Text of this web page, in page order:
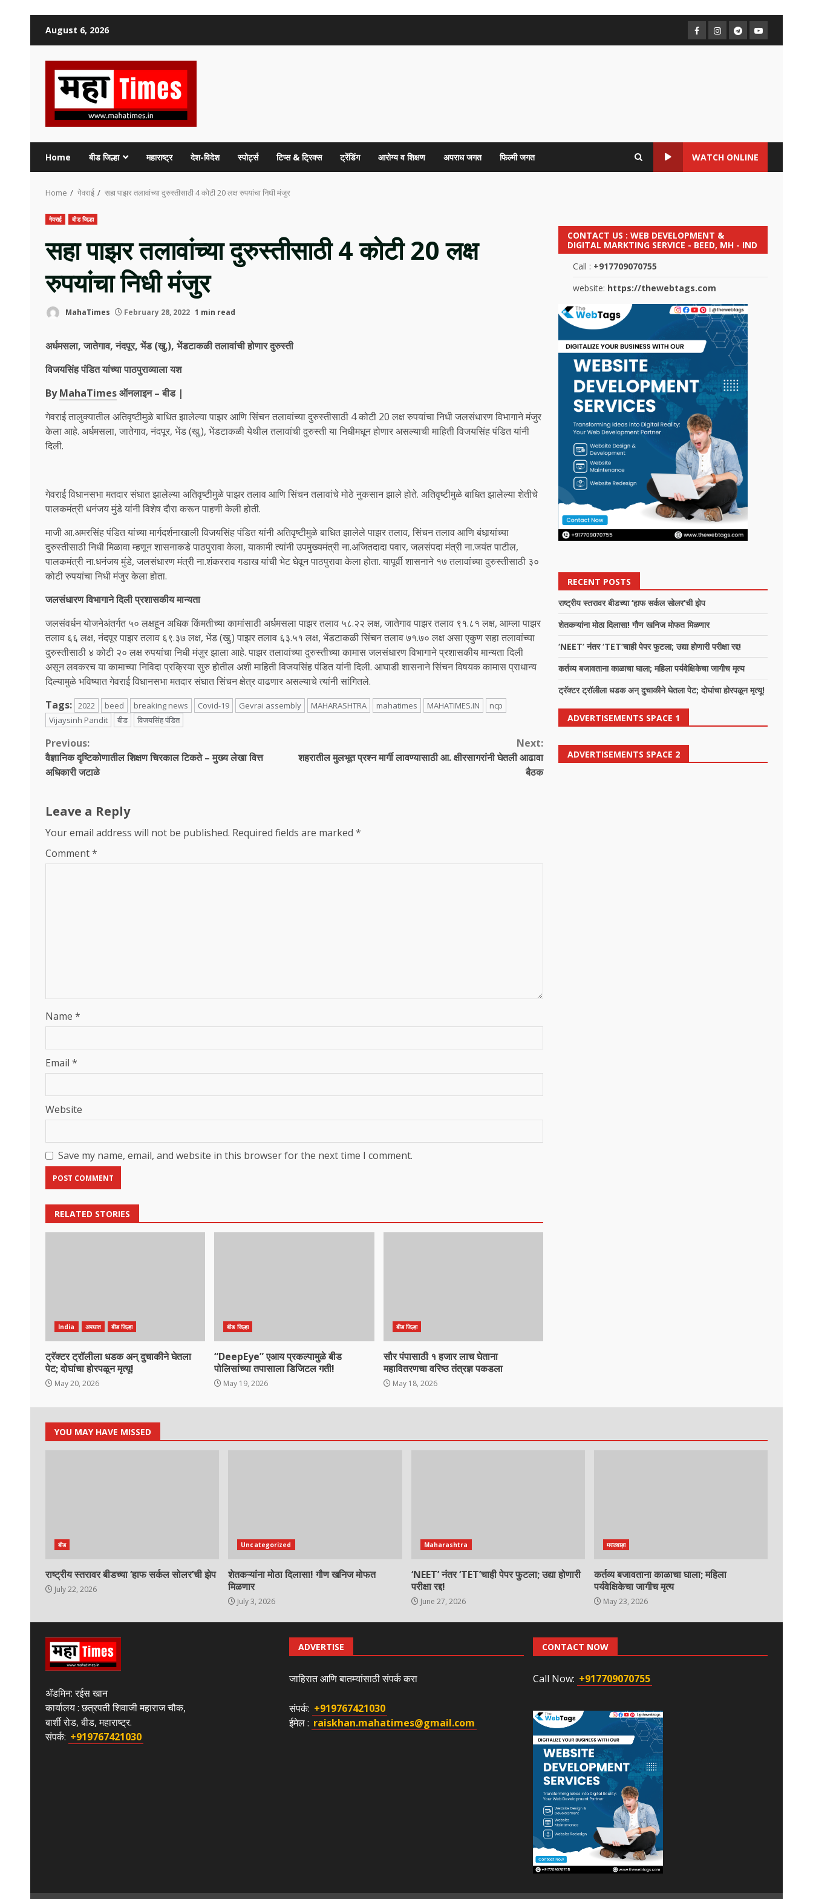
August 6, 2026 FaceBook
Instagram
TelegramYouTube
Home बीड जिल्हा महाराष्ट्र देश-विदेश स्पोर्ट्स टिप्स & ट्रिक्स ट्रेंडिंग आरोग्य व शिक्षण अपराध जगत फिल्मी जगत WATCH ONLINE
Home गेवराई सहा पाझर तलावांच्या दुरुस्तीसाठी 4 कोटी 20 लक्ष रुपयांचा निधी मंजुर
गेवराई बीड जिल्हा
सहा पाझर तलावांच्या दुरुस्तीसाठी 4 कोटी 20 लक्ष
रुपयांचा निधी मंजुर
MahaTimes February 28, 2022 1 min read
अर्धमसला, जातेगाव, नंदपूर, भेंड (खु.), भेंडटाकळी तलावांची होणार दुरुस्ती
विजयसिंह पंडित यांच्या पाठपुराव्याला यश
ByMahaTimesऑनलाइन – बीड |
गेवराई तालुक्यातील अतिवृष्टीमुळे बाधित झालेल्या पाझर आणि सिंचन तलावांच्या दुरुस्तीसाठी 4 कोटी 20 लक्ष रुपयांचा निधी जलसंधारण विभागाने मंजुर
केला आहे. अर्धमसला, जातेगाव, नंदपूर, भेंड (खु.), भेंडटाकळी येथील तलावांची दुरुस्ती या निधीमधून होणार असल्याची माहिती विजयसिंह पंडित यांनी
दिली.
गेवराई विधानसभा मतदार संघात झालेल्या अतिवृष्टीमुळे पाझर तलाव आणि सिंचन तलावांचे मोठे नुकसान झाले होते. अतिवृष्टीमुळे बाधित झालेल्या शेतीचे
पालकमंत्री धनंजय मुंडे यांनी विशेष दौरा करून पाहणी केली होती.
माजी आ.अमरसिंह पंडित यांच्या मार्गदर्शनाखाली विजयसिंह पंडित यांनी अतिवृष्टीमुळे बाधित झालेले पाझर तलाव, सिंचन तलाव आणि बंधार्‍यांच्या
दुरुस्तीसाठी निधी मिळावा म्हणून शासनाकडे पाठपुरावा केला, याकामी त्यांनी उपमुख्यमंत्री ना.अजितदादा पवार, जलसंपदा मंत्री ना.जयंत पाटील,
पालकमंत्री ना.धनंजय मुंडे, जलसंधारण मंत्री ना.शंकरराव गडाख यांची भेट घेवून पाठपुरावा केला होता. यापूर्वी शासनाने १७ तलावांच्या दुरुस्तीसाठी ३०
कोटी रुपयांचा निधी मंजुर केला होता.
जलसंधारण विभागाने दिली प्रशासकीय मान्यता
जलसंवर्धन योजनेअंतर्गत ५० लक्षहून अधिक किंमतीच्या कामांसाठी अर्धमसला पाझर तलाव ५८.२२ लक्ष, जातेगाव पाझर तलाव ९१.८१ लक्ष, आम्ला पाझर
तलाव ६६ लक्ष, नंदपूर पाझर तलाव ६९.३७ लक्ष, भेंड (खु.) पाझर तलाव ६३.५१ लक्ष, भेंडटाकळी सिंचन तलाव ७१.७० लक्ष असा एकुण सहा तलावांच्या
दुरुस्तीसाठी ४ कोटी २० लक्ष रुपयांचा निधी मंजुर झाला आहे. पाझर तलावांच्या दुरुस्तीच्या कामास जलसंधारण विभागाने प्रशासकीय मान्यता दिली
असून लवकरच या कामाच्या निविदा प्रक्रिया सुरु होतील अशी माहिती विजयसिंह पंडित यांनी दिली. आघाडी शासनाने सिंचन विषयक कामास प्राधान्य
दिल्यामुळे भविष्यात गेवराई विधानसभा मतदार संघात सिंचन क्षेत्र वाढणार असल्याचे त्यांनी सांगितले.
Tags: 2022 beed breaking news Covid-19 Gevrai assembly MAHARASHTRA mahatimes MAHATIMES.IN
ncp
Vijaysinh Pandit
बीड विजयसिंह पंडित
Continue
Reading
Previous:
वैज्ञानिक दृष्टिकोणातील शिक्षण चिरकाल टिकते – मुख्य लेखा वित्त
अधिकारी जटाळे
Next:
शहरातील मुलभूत प्रश्न मार्गी लावण्यासाठी आ. क्षीरसागरांनी घेतली आढावा
बैठक
Leave a Reply
Your email address will not be published. Required fields are marked *
Comment*
Name *
Email *
Website
Save my name, email, and website in this browser for the next time I comment.
RELATED STORIES
India अपघात बीड जिल्हा
ट्रॅक्टर ट्रॉलीला धडक अन् दुचाकीने घेतला
पेट; दोघांचा होरपळून मृत्यू!
May 20, 2026
बीड जिल्हा
“DeepEye” एआय प्रकल्पामुळे बीड
पोलिसांच्या तपासाला डिजिटल गती!
May 19, 2026
बीड जिल्हा
सौर पंपासाठी १ हजार लाच घेताना
महावितरणचा वरिष्ठ तंत्रज्ञ पकडला
May 18, 2026
CONTACT US : WEB DEVELOPMENT &
DIGITAL MARKTING SERVICE - BEED, MH - IND
Call : +917709070755
website: https://thewebtags.com
RECENT POSTS
राष्ट्रीय स्तरावर बीडच्या ‘हाफ सर्कल सोलर’ची झेप
शेतकऱ्यांना मोठा दिलासा! गौण खनिज मोफत मिळणार
‘NEET’ नंतर ‘TET’चाही पेपर फुटला; उद्या होणारी परीक्षा रद्द!
कर्तव्य बजावताना काळाचा घाला; महिला पर्यवेक्षिकेचा जागीच मृत्य
ट्रॅक्टर ट्रॉलीला धडक अन् दुचाकीने घेतला पेट; दोघांचा होरपळून मृत्यू!
ADVERTISEMENTS SPACE 1
ADVERTISEMENTS SPACE 2
YOU MAY HAVE MISSED
बीड
राष्ट्रीय स्तरावर बीडच्या ‘हाफ सर्कल सोलर’ची झेप
July 22, 2026
Uncategorized
शेतकऱ्यांना मोठा दिलासा! गौण खनिज मोफत
मिळणार
July 3, 2026
Maharashtra
‘NEET’ नंतर ‘TET’चाही पेपर फुटला; उद्या होणारी
परीक्षा रद्द!
June 27, 2026
मराठवाड़ा
कर्तव्य बजावताना काळाचा घाला; महिला
पर्यवेक्षिकेचा जागीच मृत्य
May 23, 2026
अ‍ॅडमिन: रईस खान
कार्यालय : छत्रपती शिवाजी महाराज चौक,
बार्शी रोड, बीड, महाराष्ट्र.
संपर्क: +919767421030
ADVERTISE
जाहिरात आणि बातम्यांसाठी संपर्क करा
संपर्क: +919767421030
ईमेल : raiskhan.mahatimes@gmail.com
CONTACT NOW
Call Now: +917709070755